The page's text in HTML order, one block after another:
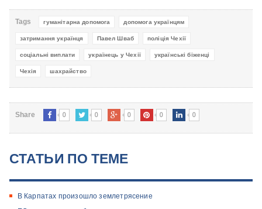
Tags гуманітарна допомога допомога українцям
затримання українця Павел Шваб поліція Чехії
соціальні виплати українець у Чехії українські біженці
Чехія шахрайство
Share 0 0 0 0 0
СТАТЬИ ПО ТЕМЕ
В Карпатах произошло землетрясение